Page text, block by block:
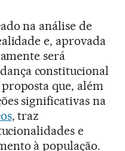
na análise de
e, aprovada
será
constitucional
que, além
significativas na
, traz
e
à população.